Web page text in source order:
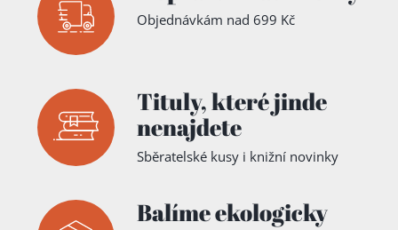
Objednávkám nad 699 Kč
Tituly,které jinde
nenajdete
Sběratelské kusy i knižní novinky
Balíme ekologicky